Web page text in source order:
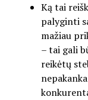
Ką tai
palyginti
mažiau
– tai gali
reikėtų